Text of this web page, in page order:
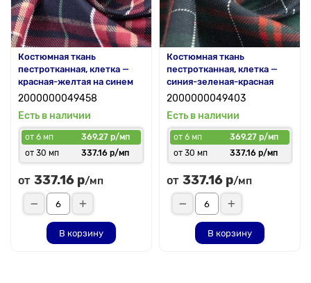
Костюмная ткань
пестротканная, клетка —
красная-желтая на синем
2000000049458
Есть в наличии
от 6 мп
369.27 р/мп
от 30 мп
337.16 р/мп
от 337.16 р/мп
В корзину
Костюмная ткань
пестротканная, клетка —
синия-зеленая-красная
2000000049403
Есть в наличии
от 6 мп
369.27 р/мп
от 30 мп
337.16 р/мп
от 337.16 р/мп
В корзину